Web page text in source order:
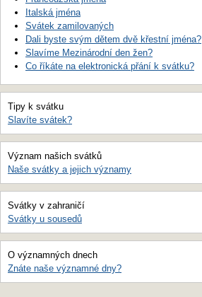
Italská jména
Svátek zamilovaných
Dali byste svým dětem dvě křestní jména?
Slavíme Mezinárodní den žen?
Co říkáte na elektronická přání k svátku?
Tipy k svátku
Slavíte svátek?
Význam našich svátků
Naše svátky a jejich významy
Svátky v zahraničí
Svátky u sousedů
O významných dnech
Znáte naše významné dny?